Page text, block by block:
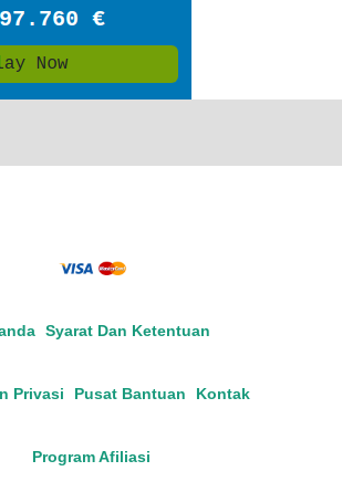
Syarat Dan Ketentuan
Privasi Pusat Bantuan Kontak
Program Afiliasi